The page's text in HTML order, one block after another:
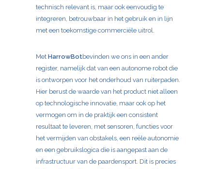
technisch relevant is, maar ook eenvoudig te
integreren, betrouwbaar in het gebruik en in lijn
met een toekomstige commerciële uitrol.
Met HarrowBotbevinden we ons in een ander
register, namelijk dat van een autonome robot die
is ontworpen voor het onderhoud van ruiterpaden.
Hier berust de waarde van het product niet alleen
op technologische innovatie, maar ook op het
vermogen om in de praktijk een consistent
resultaat te leveren, met sensoren, functies voor
het vermijden van obstakels, een reële autonomie
en een gebruikslogica die is aangepast aan de
infrastructuur van de paardensport. Dit is precies